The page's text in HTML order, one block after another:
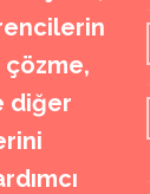
çözme,
diğer